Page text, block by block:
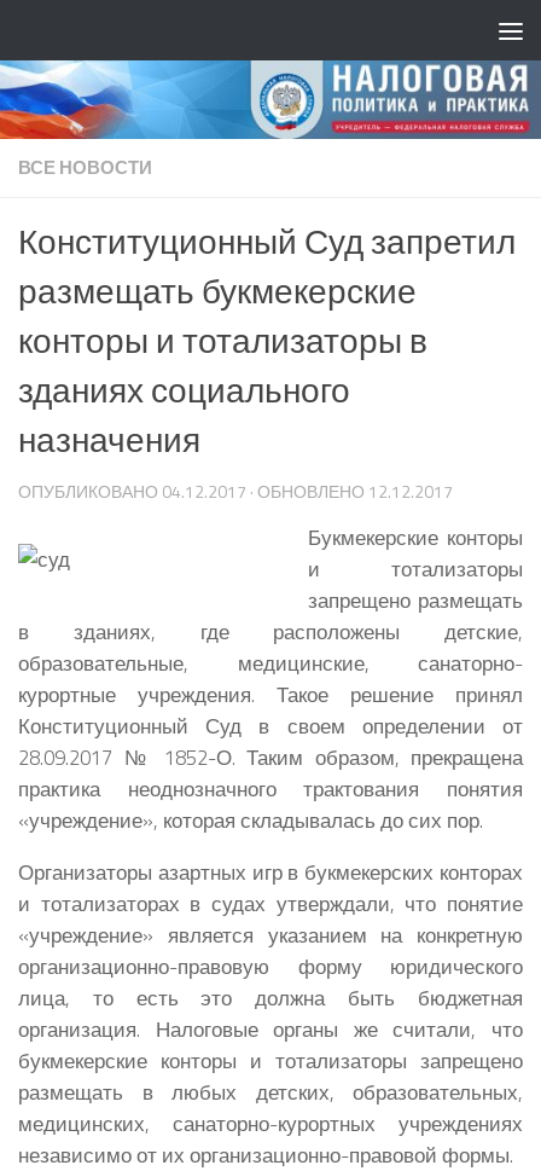
ВСЕ НОВОСТИ
Конституционный Суд запретил
размещать букмекерские
конторы и тотализаторы в
зданиях социального
назначения
ОПУБЛИКОВАНО 04.12.2017 · ОБНОВЛЕНО 12.12.2017
Букмекерские конторы
и тотализаторы
запрещено размещать
в зданиях, где расположены детские,
образовательные, медицинские, санаторно-
курортные учреждения. Такое решение принял
Конституционный Суд в своем определении от
28.09.2017 № 1852-О. Таким образом, прекращена
практика неоднозначного трактования понятия
«учреждение», которая складывалась до сих пор.
Организаторы азартных игр в букмекерских конторах
и тотализаторах в судах утверждали, что понятие
«учреждение» является указанием на конкретную
организационно-правовую форму юридического
лица, то есть это должна быть бюджетная
организация. Налоговые органы же считали, что
букмекерские конторы и тотализаторы запрещено
размещать в любых детских, образовательных,
медицинских, санаторно-курортных учреждениях
независимо от их организационно-правовой формы.